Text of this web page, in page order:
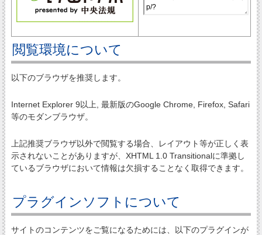
閲覧環境について
以下のブラウザを推奨します。
Internet Explorer 9以上, 最新版のGoogle Chrome, Firefox, Safari
等のモダンブラウザ。
上記推奨ブラウザ以外で閲覧する場合、レイアウト等が正しく表
示されないことがありますが、XHTML 1.0 Transitionalに準拠し
ているブラウザにおいて情報は欠損することなく取得できます。
プラグインソフトについて
サイトのコンテンツをご覧になるためには、以下のプラグインが